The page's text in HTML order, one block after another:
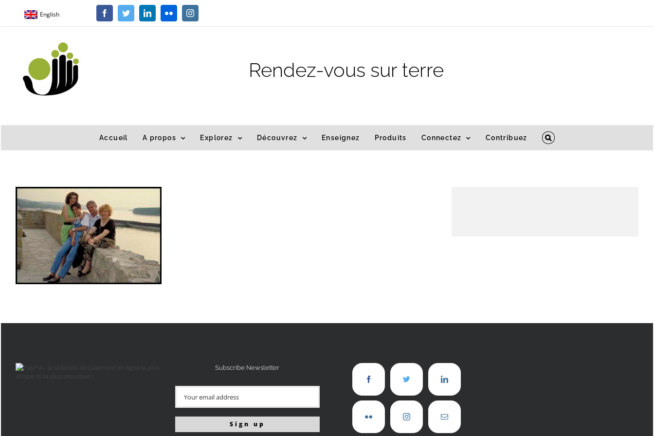
English FacebookTwitterLinkedInFlickr Instagram
Rendez-vous sur terre
Accueil A propos Explorez Découvrez Enseignez Produits Connectez Contribuez
Subscribe Newsletter